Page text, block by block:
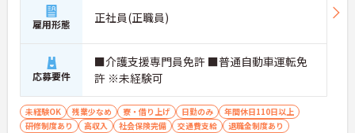
雇用形態 正社員(正職員)
応募要件
■介護支援専門員免許 ■普通自動車運転免
許 ※未経験可
未経験OK 残業少なめ 寮・借り上げ 日勤のみ
年間休日110日以上
研修制度あり
高収入 社会保険完備 交通費支給 退職金制度あり